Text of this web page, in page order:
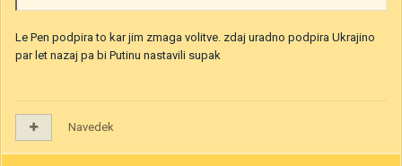
Le Pen podpira to kar jim zmaga volitve. zdaj uradno podpira Ukrajino
par let nazaj pa bi Putinu nastavili supak
Navedek